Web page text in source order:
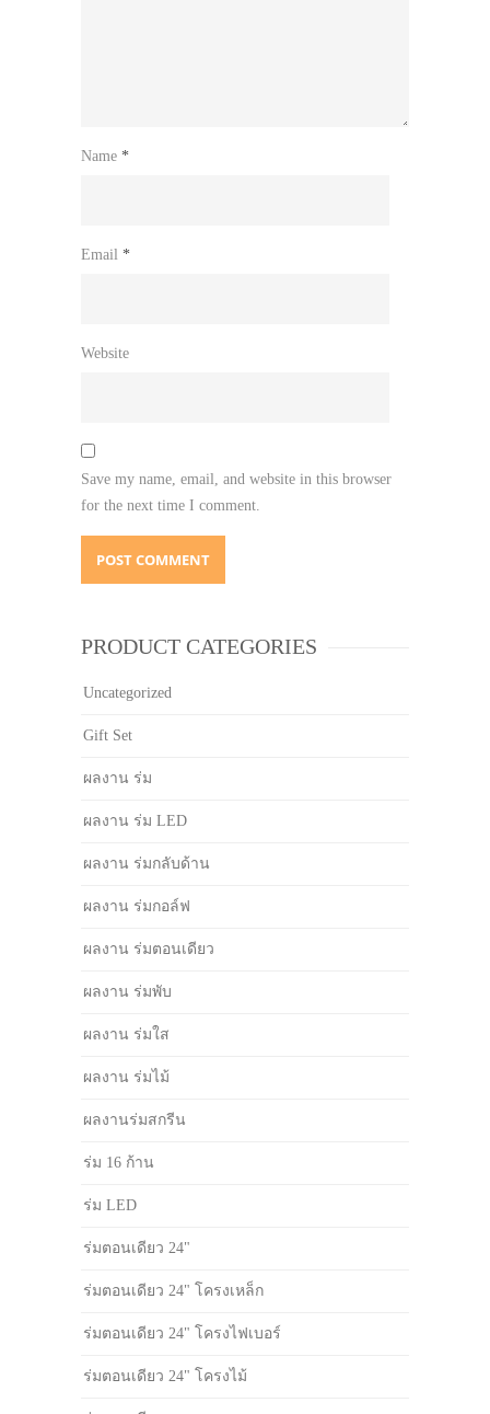
Name *
Email *
Website
Save my name, email, and website in this browser
for the next time I comment.
PRODUCT CATEGORIES
Uncategorized
Gift Set
ผลงาน ร่ม
ผลงาน ร่ม LED
ผลงาน ร่มกลับด้าน
ผลงาน ร่มกอล์ฟ
ผลงาน ร่มตอนเดียว
ผลงาน ร่มพับ
ผลงาน ร่มใส
ผลงาน ร่มไม้
ผลงานร่มสกรีน
ร่ม 16 ก้าน
ร่ม LED
ร่มตอนเดียว 24"
ร่มตอนเดียว 24" โครงเหล็ก
ร่มตอนเดียว 24" โครงไฟเบอร์
ร่มตอนเดียว 24" โครงไม้